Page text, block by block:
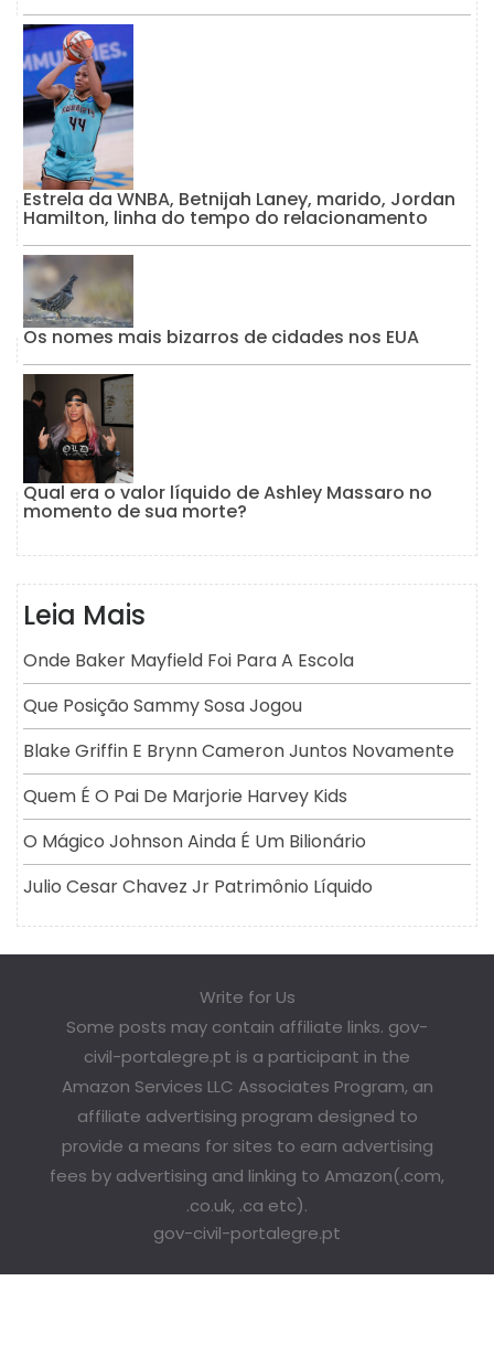
Estrela da WNBA, Betnijah Laney, marido, Jordan
Hamilton, linha do tempo do relacionamento
Os nomes mais bizarros de cidades nos EUA
Qual era o valor líquido de Ashley Massaro no
momento de sua morte?
Leia Mais
Onde Baker Mayfield Foi Para A Escola
Que Posição Sammy Sosa Jogou
Blake Griffin E Brynn Cameron Juntos Novamente
Quem É O Pai De Marjorie Harvey Kids
O Mágico Johnson Ainda É Um Bilionário
Julio Cesar Chavez Jr Patrimônio Líquido
Write for Us
Some posts may contain affiliate links. gov-
civil-portalegre.pt is a participant in the
Amazon Services LLC Associates Program, an
affiliate advertising program designed to
provide a means for sites to earn advertising
fees by advertising and linking to Amazon(.com,
.co.uk, .ca etc).
gov-civil-portalegre.pt